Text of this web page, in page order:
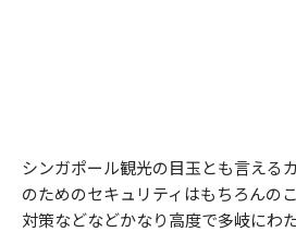
シンガポール観光の目玉とも言える
のためのセキュリティはもちろんの
対策などなどかなり高度で多岐にわ